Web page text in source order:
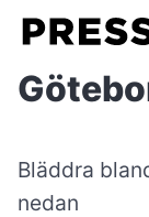
Bläddra
nedan